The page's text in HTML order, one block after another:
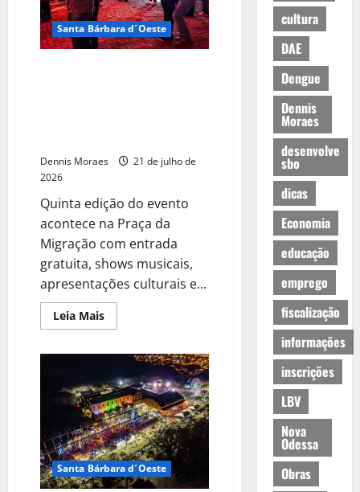
Santa Bárbara d´Oeste
Dennis Moraes
21 de julho de
2026
Quinta edição do evento
acontece na Praça da
Migração com entrada
gratuita, shows musicais,
apresentações culturais e...
Leia Mais
Santa Bárbara d´Oeste
cultura
DAE
Dengue
Dennis
Moraes
desenvolve
sbo
dicas
Economia
educação
emprego
fiscalização
informações
inscrições
LBV
Nova
Odessa
Obras